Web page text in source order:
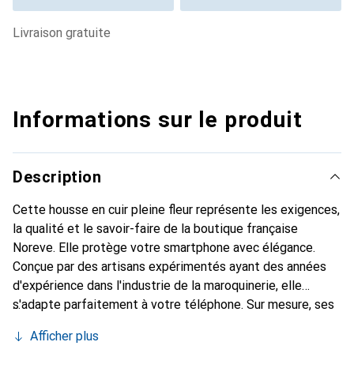
livraison gratuite
Informations sur le produit
Description
Cette housse en cuir pleine fleur représente les exigences,
la qualité et le savoir-faire de la boutique française
Noreve. Elle protège votre smartphone avec élégance.
Conçue par des artisans expérimentés ayant des années
d'expérience dans l'industrie de la maroquinerie, elle
s'adapte parfaitement à votre téléphone. Sur mesure, ses
peau. Elle devient l'accessoire chic et indispensable pour
Afficher plus